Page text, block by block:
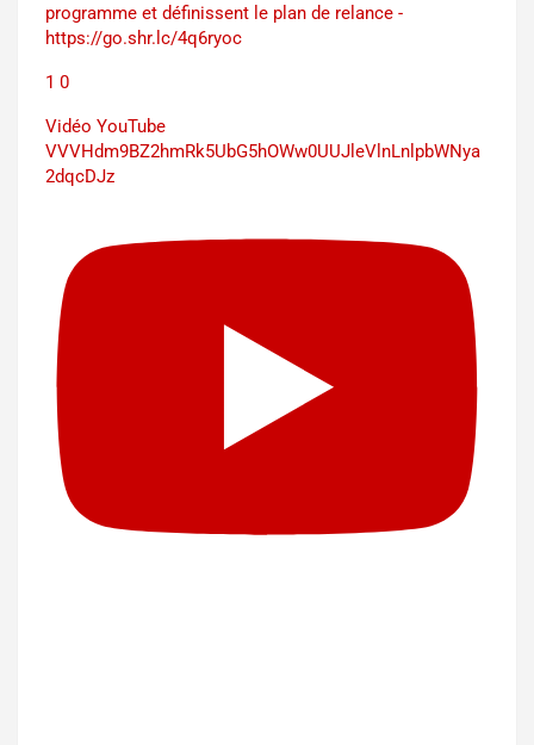
programme et définissent le plan de relance -
https://go.shr.lc/4q6ryoc
1 0
Vidéo YouTube
VVVHdm9BZ2hmRk5UbG5hOWw0UUJleVlnLnlpbWNya
2dqcDJz